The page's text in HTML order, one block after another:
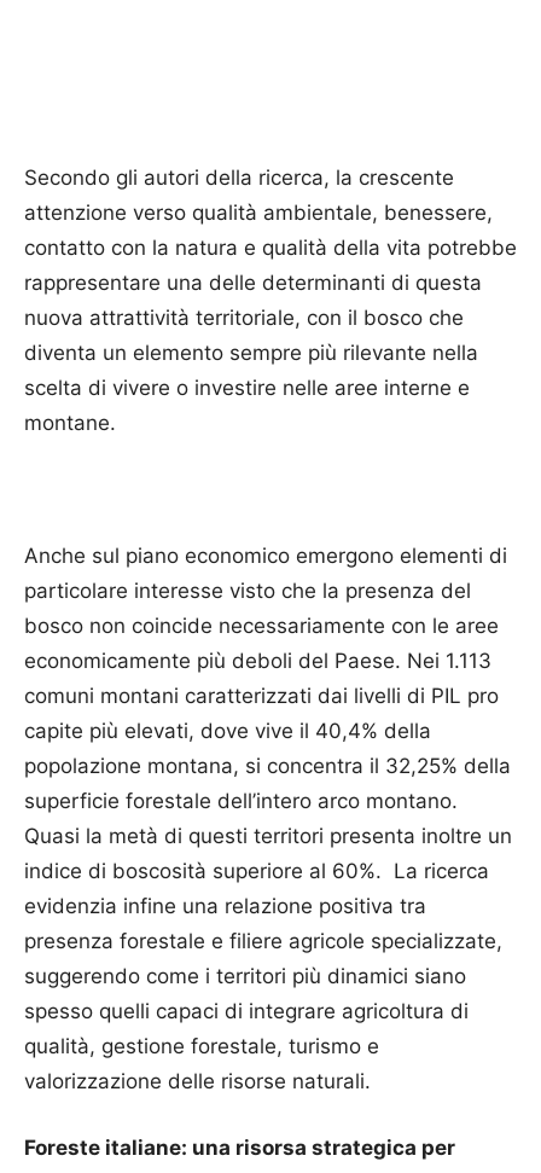
Secondo gli autori della ricerca, la crescente
attenzione verso qualità ambientale, benessere,
contatto con la natura e qualità della vita potrebbe
rappresentare una delle determinanti di questa
nuova attrattività territoriale, con il bosco che
diventa un elemento sempre più rilevante nella
scelta di vivere o investire nelle aree interne e
montane.
Anche sul piano economico emergono elementi di
particolare interesse visto che la presenza del
bosco non coincide necessariamente con le aree
economicamente più deboli del Paese. Nei 1.113
comuni montani caratterizzati dai livelli di PIL pro
capite più elevati, dove vive il 40,4% della
popolazione montana, si concentra il 32,25% della
superficie forestale dell’intero arco montano.
Quasi la metà di questi territori presenta inoltre un
indice di boscosità superiore al 60%. La ricerca
evidenzia infine una relazione positiva tra
presenza forestale e filiere agricole specializzate,
suggerendo come i territori più dinamici siano
spesso quelli capaci di integrare agricoltura di
qualità, gestione forestale, turismo e
valorizzazione delle risorse naturali.
Foreste italiane: una risorsa strategica per